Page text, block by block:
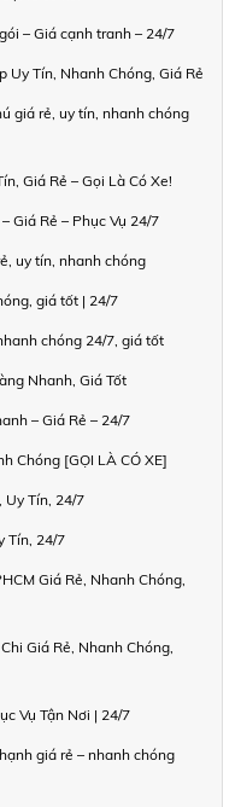
– Giá cạnh tranh – 24/7
Uy Tín, Nhanh Chóng, Giá Rẻ
giá rẻ, uy tín, nhanh chóng
Giá Rẻ – Gọi Là Có Xe!
Giá Rẻ – Phục Vụ 24/7
uy tín, nhanh chóng
giá tốt | 24/7
chóng 24/7, giá tốt
Nhanh, Giá Tốt
– Giá Rẻ – 24/7
Chóng [GỌI LÀ CÓ XE]
Uy Tín, 24/7
Tín, 24/7
Giá Rẻ, Nhanh Chóng,
Giá Rẻ, Nhanh Chóng,
Vụ Tận Nơi | 24/7
giá rẻ – nhanh chóng